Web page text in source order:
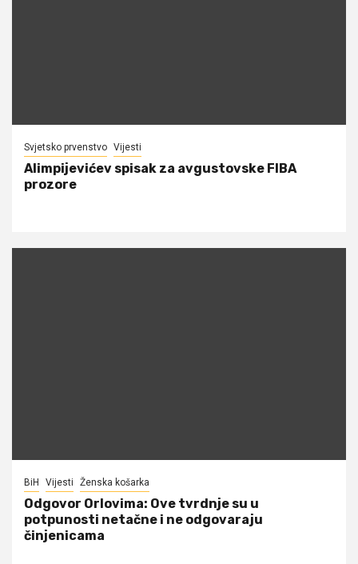
Svjetsko prvenstvo Vijesti
Alimpijevićev spisak za avgustovske FIBA
prozore
BiH Vijesti Ženska košarka
Odgovor Orlovima: ​Ove tvrdnje su u
potpunosti netačne i ne odgovaraju
činjenicama